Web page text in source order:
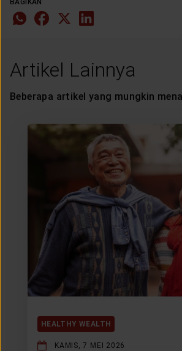
Artikel Lainnya
Beberapa artikel yang mungkin
HEALTHY WEALTH
KAMIS, 7 MEI 2026